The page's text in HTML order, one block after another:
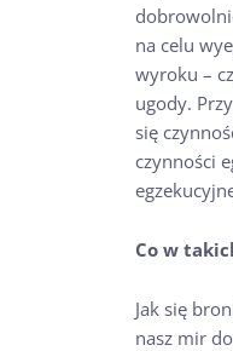
na celu
wyroku –
ugody.
się
czynności
Co w
Jak się
nasz mir